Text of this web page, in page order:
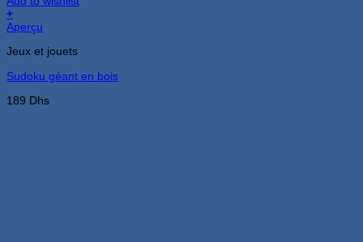
+
Aperçu
Jeux et jouets
Sudoku géant en bois
189 Dhs